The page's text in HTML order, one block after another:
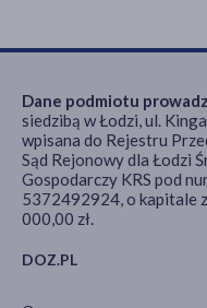
DOZ.PL
Dane podmiotu
siedzibą w Łodzi, ul.
wpisana do Rejestru
Sąd Rejonowy dla Łodzi
Gospodarczy KRS pod
5372492924, o kapitale
000,00 zł.